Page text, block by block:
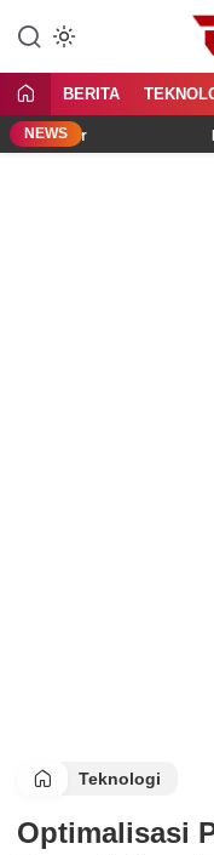
konten
BERITA
NEWS
Teknologi
Optimalisasi